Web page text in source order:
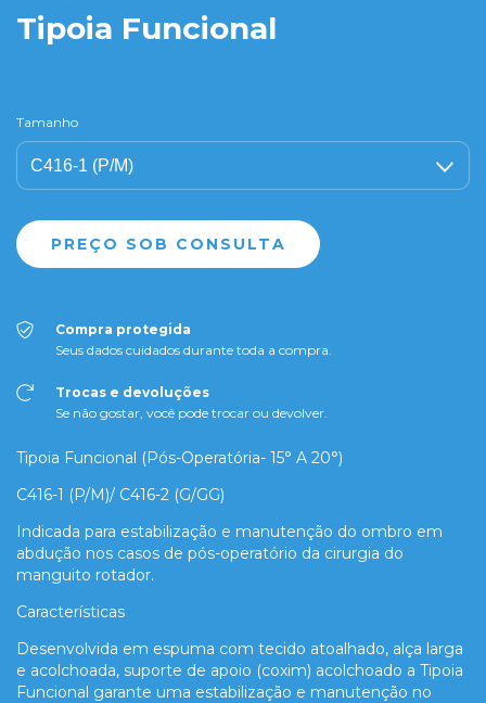
Tipoia Funcional
Tamanho
Compra protegida
Seus dados cuidados durante toda a compra.
Trocas e devoluções
Se não gostar, você pode trocar ou devolver.
Tipoia Funcional (Pós-Operatória- 15° A 20°)
C416-1 (P/M)/ C416-2 (G/GG)
Indicada para estabilização e manutenção do ombro em
abdução nos casos de pós-operatório da cirurgia do
manguito rotador.
Características
Desenvolvida em espuma com tecido atoalhado, alça larga
e acolchoada, suporte de apoio (coxim) acolchoado a Tipoia
Funcional garante uma estabilização e manutenção no